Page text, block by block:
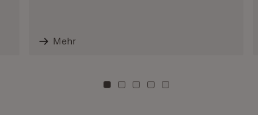
Mehr
Zu Kachel: 0
Zu Kachel: 3
Zu Kachel: 6
Zu Kachel: 9
Zu Kachel: 12